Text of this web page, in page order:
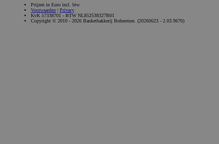
Prijzen in Euro incl. btw
Voorwaarden | Privacy
KvK 57338701 - BTW NL852538327B01
Copyright © 2010 - 2026 Banketbakkerij Boheemen. (20260623 - 2.03.9670)